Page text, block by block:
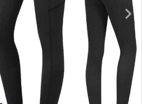
スト
ッグ
ス・靴下